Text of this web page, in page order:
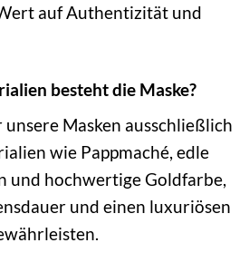
auf Authentizität und
besteht die Maske?
Masken ausschließlich
wie Pappmaché, edle
und hochwertige Goldfarbe,
und einen luxuriösen